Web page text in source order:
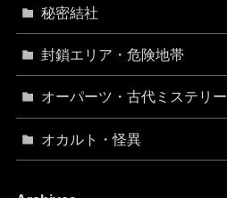
秘密結社
封鎖エリア・危険地帯
オーパーツ・古代ミステリー
オカルト・怪異